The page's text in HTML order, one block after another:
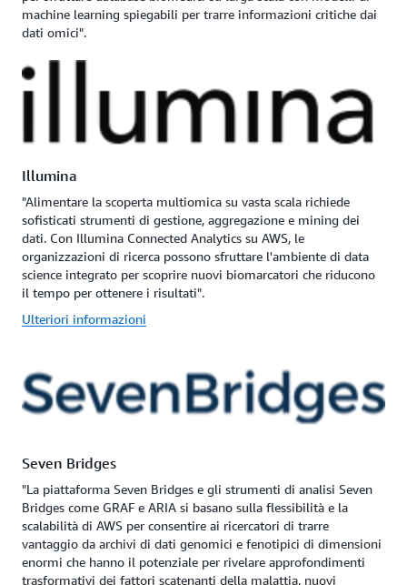
machine learning spiegabili per trarre informazioni critiche dai
dati omici".
Illumina
"Alimentare la scoperta multiomica su vasta scala richiede
sofisticati strumenti di gestione, aggregazione e mining dei
dati. Con Illumina Connected Analytics su AWS, le
organizzazioni di ricerca possono sfruttare l'ambiente di data
science integrato per scoprire nuovi biomarcatori che riducono
il tempo per ottenere i risultati".
Ulteriori informazioni
Seven Bridges
"La piattaforma Seven Bridges e gli strumenti di analisi Seven
Bridges come GRAF e ARIA si basano sulla flessibilità e la
scalabilità di AWS per consentire ai ricercatori di trarre
vantaggio da archivi di dati genomici e fenotipici di dimensioni
enormi che hanno il potenziale per rivelare approfondimenti
trasformativi dei fattori scatenanti della malattia, nuovi